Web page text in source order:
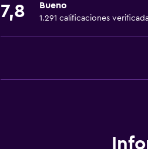
Extinguidor
7,8 Bueno
1.291 calificaciones